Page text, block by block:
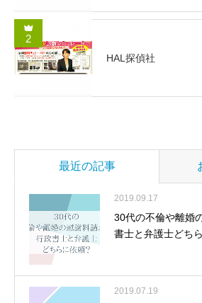
2
HAL探偵社
最近の記事
2019.09.17
30代の不倫や離婚
書士と弁護士どち
2019.07.19